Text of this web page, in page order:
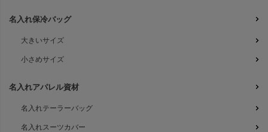
名入れ保冷バッグ
大きいサイズ
小さめサイズ
名入れアパレル資材
名入れテーラーバッグ
名入れスーツカバー